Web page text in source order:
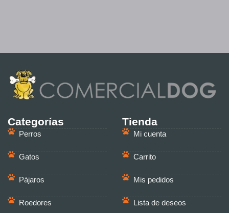
Categorías
Perros
Gatos
Pájaros
Roedores
Tienda
Mi cuenta
Carrito
Mis pedidos
Lista de deseos